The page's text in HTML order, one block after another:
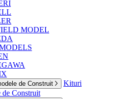
MODEL
de Construit
Kituri
de Construit